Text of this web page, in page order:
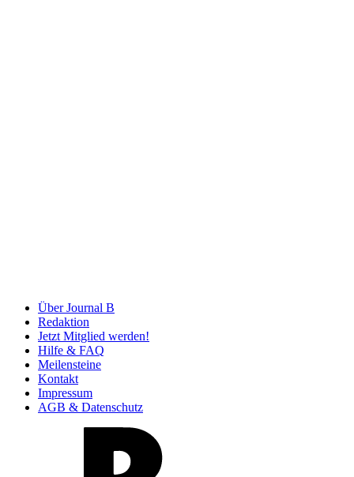
Über Journal B
Redaktion
Jetzt Mitglied werden!
Hilfe & FAQ
Meilensteine
Kontakt
Impressum
AGB & Datenschutz